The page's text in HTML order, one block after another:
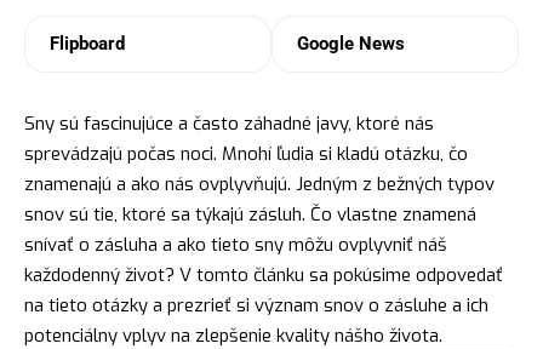
Flipboard Google News
Sny sú fascinujúce a často záhadné javy, ktoré nás
sprevádzajú počas noci. Mnohí ľudia si kladú otázku, čo
znamenajú a ako nás ovplyvňujú. Jedným z bežných typov
snov sú tie, ktoré sa týkajú zásluh. Čo vlastne znamená
snívať o zásluha a ako tieto sny môžu ovplyvniť náš
každodenný život? V tomto článku sa pokúsime odpovedať
na tieto otázky a prezrieť si význam snov o zásluhe a ich
potenciálny vplyv na zlepšenie kvality nášho života.